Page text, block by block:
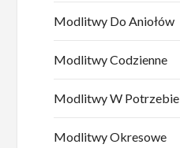
Modlitwy Do Aniołów
Modlitwy Codzienne
Modlitwy W Potrzebie
Modlitwy Okresowe